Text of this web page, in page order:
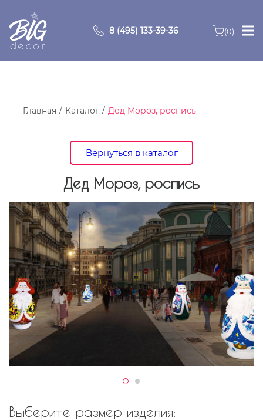
8 (495) 133-39-36 (0)
Главная
Портфолио
Контакты
Главная Каталог Дед Мороз, роспись
Вернуться в каталог
Дед Мороз, роспись
Выберите размер изделия: